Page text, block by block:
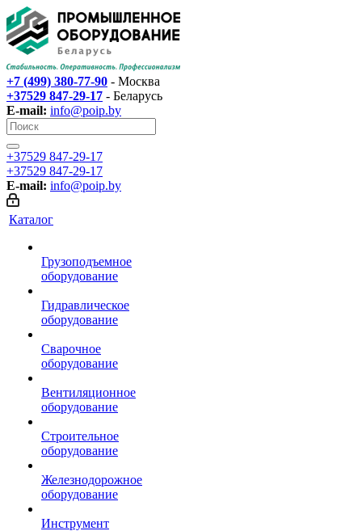
+7 (499) 380-77-90 - Москва
+37529 847-29-17‬ - Беларусь
E-mail: info@poip.by
+37529 847-29-17‬
+37529 847-29-17‬
E-mail: info@poip.by
Каталог
Грузоподъемное
оборудование
Гидравлическое
оборудование
Сварочное
оборудование
Вентиляционное
оборудование
Строительное
оборудование
Железнодорожное
оборудование
Инструмент